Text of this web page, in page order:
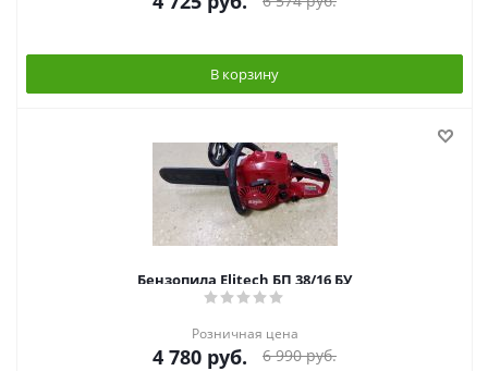
В корзину
Бензопила Elitech БП 38/16 БУ
Розничная цена
4 780 руб. 6 990руб.